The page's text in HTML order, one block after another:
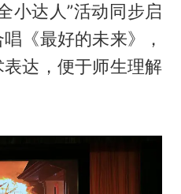
小达人”活动同步启
《最好的未来》，
达，便于师生理解